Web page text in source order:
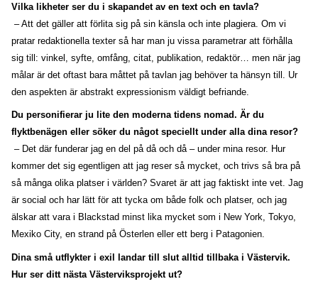
Vilka likheter ser du i skapandet av en text och en tavla?
– Att det gäller att förlita sig på sin känsla och inte plagiera. Om vi
pratar redaktionella texter så har man ju vissa parametrar att förhålla
sig till: vinkel, syfte, omfång, citat, publikation, redaktör… men när jag
målar är det oftast bara måttet på tavlan jag behöver ta hänsyn till. Ur
den aspekten är abstrakt expressionism väldigt befriande.
Du personifierar ju lite den moderna tidens nomad. Är du
flyktbenägen eller söker du något speciellt under alla dina resor?
– Det där funderar jag en del på då och då – under mina resor. Hur
kommer det sig egentligen att jag reser så mycket, och trivs så bra på
så många olika platser i världen? Svaret är att jag faktiskt inte vet. Jag
är social och har lätt för att tycka om både folk och platser, och jag
älskar att vara i Blackstad minst lika mycket som i New York, Tokyo,
Mexiko City, en strand på Österlen eller ett berg i Patagonien.
Dina små utflykter i exil landar till slut alltid tillbaka i Västervik.
Hur ser ditt nästa Västerviksprojekt ut?